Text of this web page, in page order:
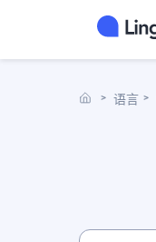
˃ 语言 ˃